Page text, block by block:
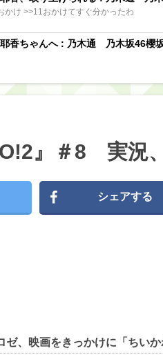
け >>11おかけてすぐ分かったわ
耶香ちゃんへ : 乃木通 乃木坂46櫻
』＃8 実
シェアする